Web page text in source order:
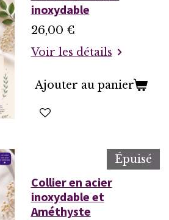
inoxydable
26,00 €
Voir les détails
Ajouter au panier
Épuisé
Collier en acier
inoxydable et
Améthyste